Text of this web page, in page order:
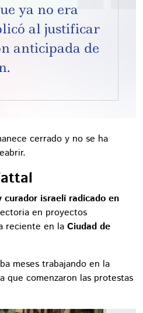
ya no era
al justificar
anticipada de
cerrado y no se ha
israelí radicado en
en proyectos
reciente en la Ciudad de
meses trabajando en la
que comenzaron las protestas